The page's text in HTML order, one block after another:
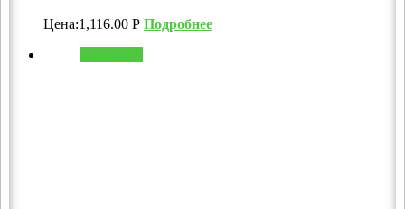
Цена:1,116.00 Р Подробнее